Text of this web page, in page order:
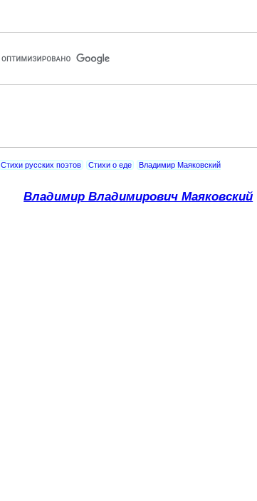
Стихи русских поэтов Стихи о еде
Владимир Маяковский
Владимир Владимирович Маяковский